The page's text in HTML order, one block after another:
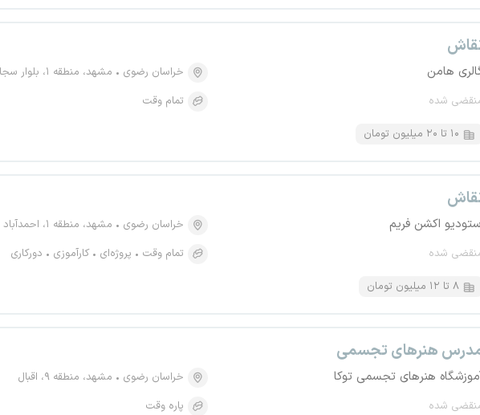
هامن
شده
خراسان رضوی
مشهد، منطقه ۱، بلوار سجاد
تمام وقت
۱۰ تا ۲۰ میلیون تومان
اکشن فریم
شده
خراسان رضوی
مشهد، منطقه ۱، احمدآباد
تمام وقت
پروژه‌ای کارآموزی دورکاری
۸ تا ۱۲ میلیون تومان
هنرهای تجسمی
هنرهای تجسمی توکا
شده
خراسان رضوی
مشهد، منطقه ۹، اقبال
پاره وقت